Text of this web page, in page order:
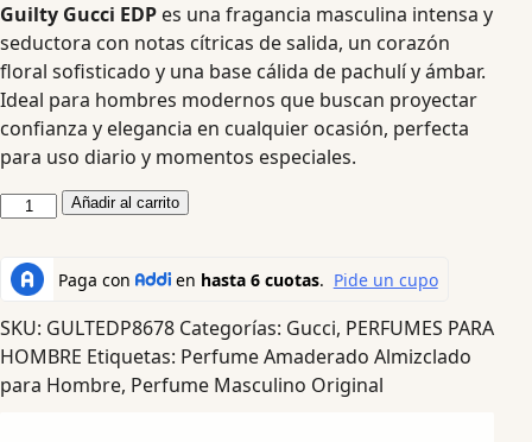
Guilty Gucci EDP es una fragancia masculina intensa y
seductora con notas cítricas de salida, un corazón
floral sofisticado y una base cálida de pachulí y ámbar.
Ideal para hombres modernos que buscan proyectar
confianza y elegancia en cualquier ocasión, perfecta
para uso diario y momentos especiales.
Añadir al carrito
SKU: GULTEDP8678 Categorías: Gucci, PERFUMES PARA
HOMBRE Etiquetas: Perfume Amaderado Almizclado
para Hombre, Perfume Masculino Original